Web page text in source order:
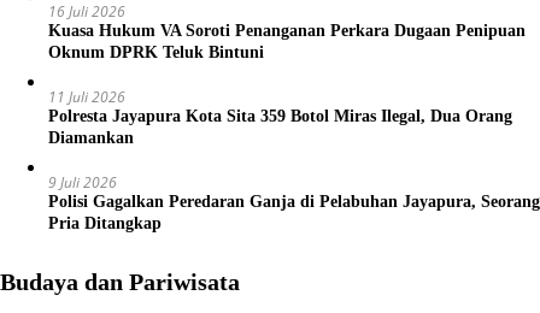
16 Juli 2026
Kuasa Hukum VA Soroti Penanganan Perkara Dugaan Penipuan
Oknum DPRK Teluk Bintuni
11 Juli 2026
Polresta Jayapura Kota Sita 359 Botol Miras Ilegal, Dua Orang
Diamankan
9 Juli 2026
Polisi Gagalkan Peredaran Ganja di Pelabuhan Jayapura, Seorang
Pria Ditangkap
Budaya dan Pariwisata